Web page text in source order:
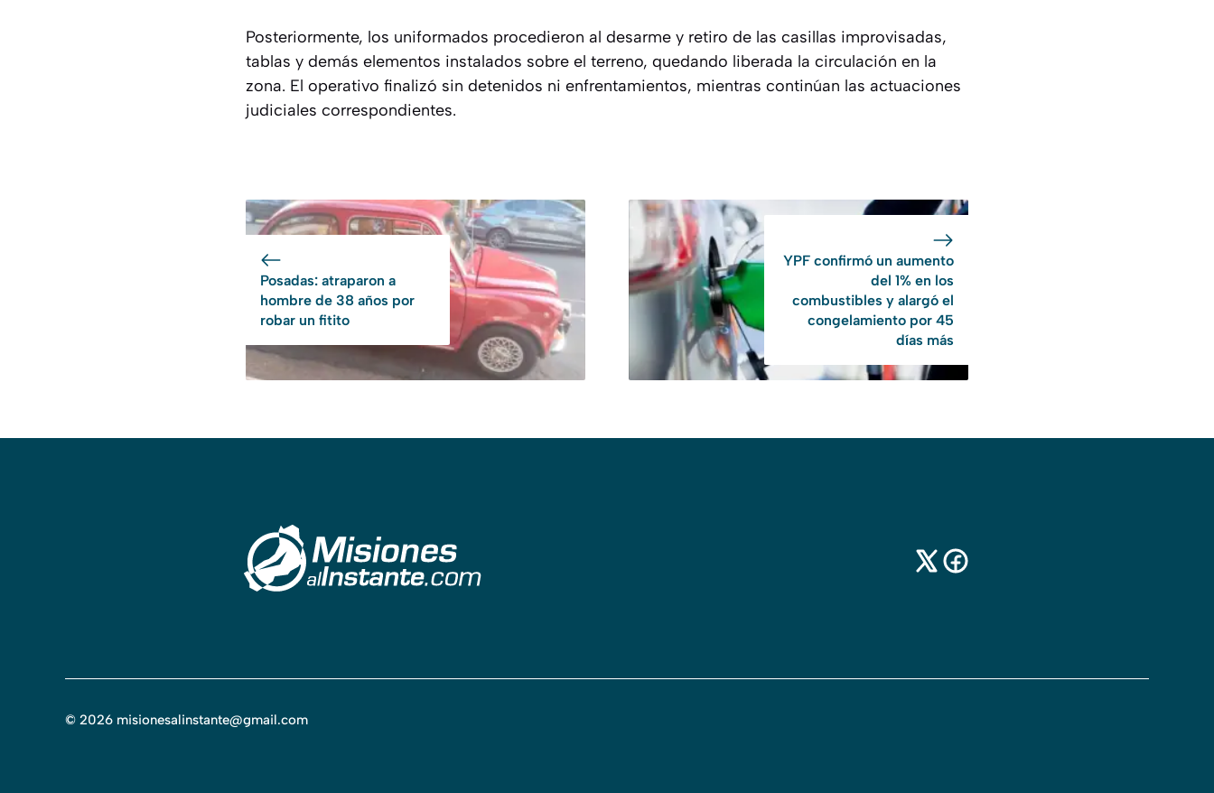
Posteriormente, los uniformados procedieron al desarme y retiro de las casillas improvisadas,
tablas y demás elementos instalados sobre el terreno, quedando liberada la circulación en la
zona. El operativo finalizó sin detenidos ni enfrentamientos, mientras continúan las actuaciones
judiciales correspondientes.
Posadas: atraparon a
hombre de 38 años por
robar un fitito
YPF confirmó un aumento
del 1% en los
combustibles y alargó el
congelamiento por 45
días más
© 2026 misionesalinstante@gmail.com